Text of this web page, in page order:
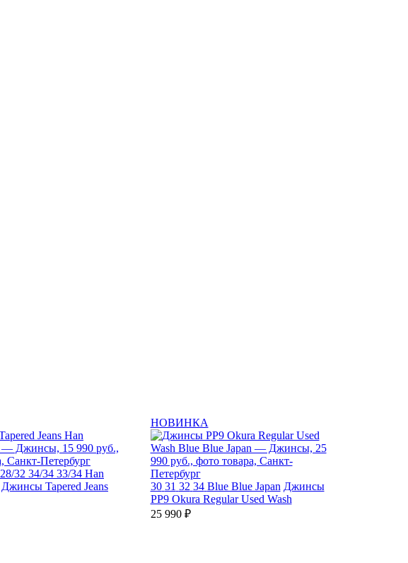
28/32 34/34 33/34 Han
Джинсы Tapered Jeans
НОВИНКА
30 31 32 34 Blue Blue Japan Джинсы
PP9 Okura Regular Used Wash
25 990 ₽